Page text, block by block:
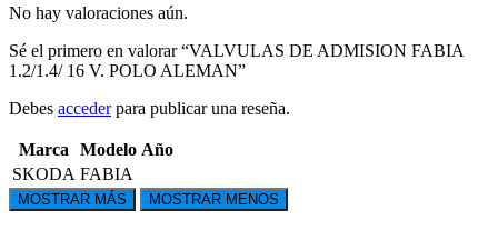
No hay valoraciones aún.
Sé el primero en valorar “VALVULAS DE ADMISION FABIA
1.2/1.4/ 16 V. POLO ALEMAN”
Debes accederpara publicar una reseña.
Marca Modelo Año
SKODA FABIA